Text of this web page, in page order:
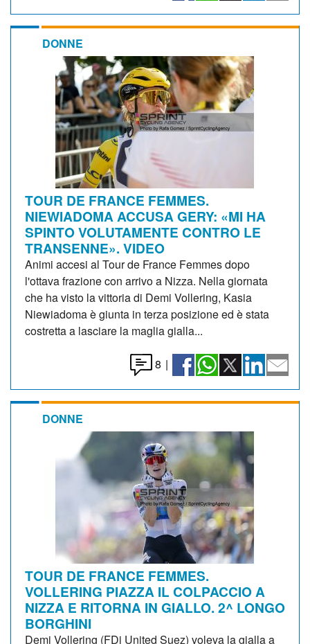
DONNE
TOUR DE FRANCE FEMMES.
NIEWIADOMA ACCUSA GERY: «MI HA
SPINTO VOLUTAMENTE CONTRO LE
TRANSENNE». VIDEO
Animi accesi al Tour de France Femmes dopo
l'ottava frazione con arrivo a Nizza. Nella giornata
che ha visto la vittoria di Demi Vollering, Kasia
Niewiadoma è giunta in terza posizione ed è stata
costretta a lasciare la maglia gialla...
8 |
DONNE
TOUR DE FRANCE FEMMES.
VOLLERING PIAZZA IL COLPACCIO A
NIZZA E RITORNA IN GIALLO. 2^ LONGO
BORGHINI
Demi Vollering (FDj United Suez) voleva la gialla a